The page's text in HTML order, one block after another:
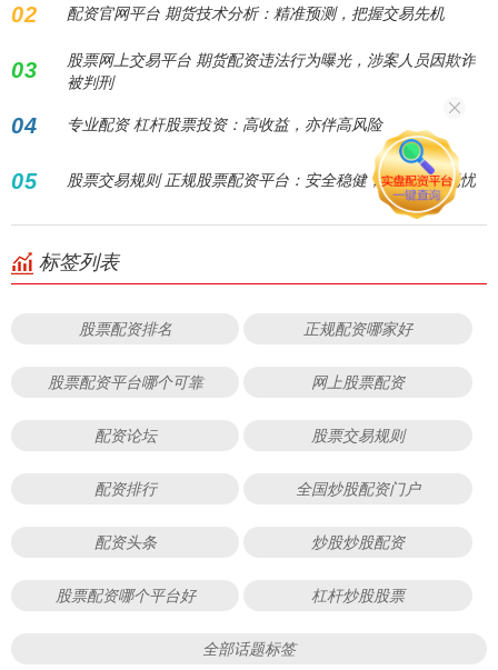
02 配资官网平台 期货技术分析：精准预测，把握交易先机
03
股票网上交易平台 期货配资违法行为曝光，涉案人员因欺诈
被判刑
04 专业配资 杠杆股票投资：高收益，亦伴高风险
05 股票交易规则 正规股票配资平台：安全稳健，助您投资无忧
标签列表
股票配资排名 正规配资哪家好
股票配资平台哪个可靠 网上股票配资
配资论坛 股票交易规则
配资排行 全国炒股配资门户
配资头条 炒股炒股配资
股票配资哪个平台好 杠杆炒股股票
全部话题标签